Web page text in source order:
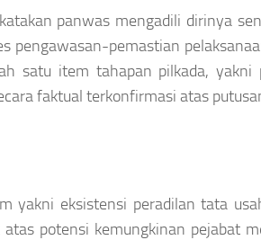
panwas mengadili dirinya
pengawasan-pemastian
satu item tahapan pilkada,
faktual terkonfirmasi atas
yakni eksistensi peradilan tata
potensi kemungkinan pejabat